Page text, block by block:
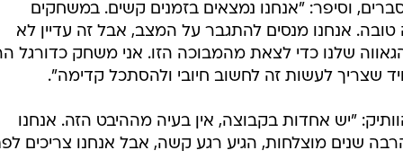
וסיפר: "אנחנו נמצאים בזמנים קשים. במשחקים
אנחנו מנסים להתגבר על המצב, אבל זה עדיין לא
שלנו כדי לצאת מהמבוכה הזו. אני משחק כדורגל
שצריך לעשות זה לחשוב חיובי ולהסתכל קדימה".
"יש אחדות בקבוצה, אין בעיה מההיבט הזה. אנחנו
שנים מוצלחות, הגיע רגע קשה, אבל אנחנו צריכים